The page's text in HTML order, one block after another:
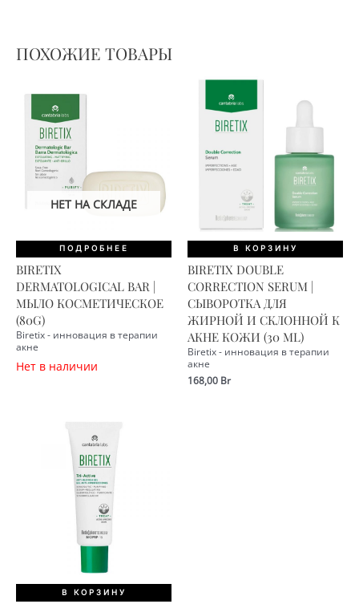
ПОХОЖИЕ ТОВАРЫ
НЕТ НА СКЛАДЕ
ПОДРОБНЕЕ
BIRETIX
DERMATOLOGICAL BAR |
МЫЛО КОСМЕТИЧЕСКОЕ
(80G)
Biretix - инновация в терапии
акне
Нет в наличии
В КОРЗИНУ
BIRETIX DOUBLE
CORRECTION SERUM |
СЫВОРОТКА ДЛЯ
ЖИРНОЙ И СКЛОННОЙ К
АКНЕ КОЖИ (30 ML)
Biretix - инновация в терапии
акне
168,00 Br
В КОРЗИНУ